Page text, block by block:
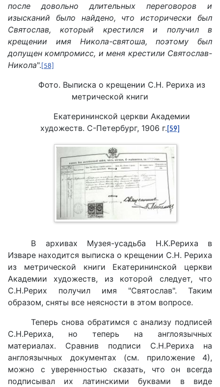
после довольно длительных переговоров и
изысканий было найдено, что исторически был
Святослав, который крестился и получил в
крещении имя Никола-святоша, поэтому был
допущен компромисс, и меня крестили Святослав-
Никола". [58]
Фото. Выписка о крещении С.Н. Рериха из
метрической книги
Екатерининской церкви Академии
художеств. С-Петербург, 1906 г. [59]
В архивах Музея-усадьба Н.К.Рериха в
Изваре находится выписка о крещении С.Н. Рериха
из метрической книги Екатерининской церкви
Академии художеств, из которой следует, что
С.Н.Рерих получил имя "Святослав". Таким
образом, сняты все неясности в этом вопросе.
Теперь снова обратимся с анализу подписей
С.Н.Рериха, но теперь на англоязычных
материалах. Сравнив подписи С.Н.Рериха на
англоязычных документах (см. приложение 4),
можно с уверенностью сказать, что он всегда
подписывал их латинскими буквами в виде